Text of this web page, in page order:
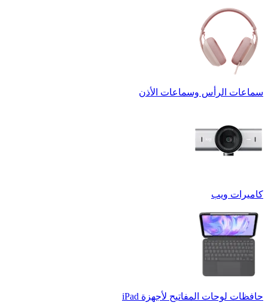
سماعات الرأس وسماعات الأذن
كاميرات ويب
حافظات لوحات المفاتيح لأجهزة ‏iPad